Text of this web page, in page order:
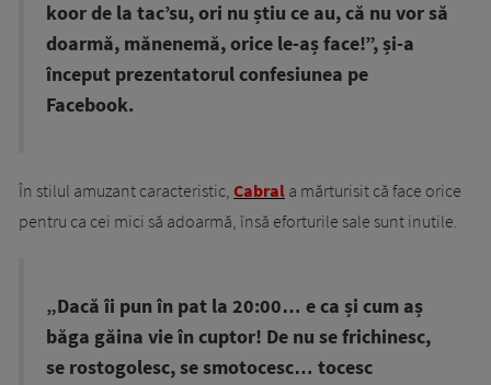
koor de la tac’su, ori nu știu ce au, că nu vor să
doarmă, mănenemă, orice le-aș face!”, și-a
început prezentatorul confesiunea pe
Facebook.
În stilul amuzant caracteristic, Cabral a mărturisit că face orice
pentru ca cei mici să adoarmă, însă eforturile sale sunt inutile.
„Dacă îi pun în pat la 20:00… e ca și cum aș
băga găina vie în cuptor! De nu se frichinesc,
se rostogolesc, se smotocesc… tocesc